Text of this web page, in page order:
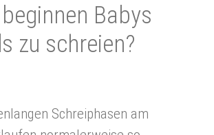
Babys
zu schrei­en?
Schreiphasen am